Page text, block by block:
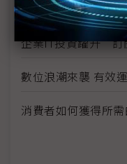
價格差更要進場 緯
企業IT投資躍升 訂
數位浪潮來襲 有效
消費者如何獲得所